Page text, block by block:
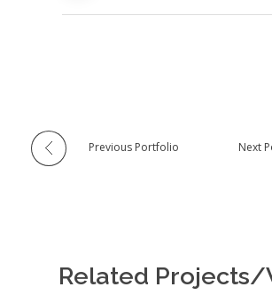
Previous Portfolio Next
Related Projects/